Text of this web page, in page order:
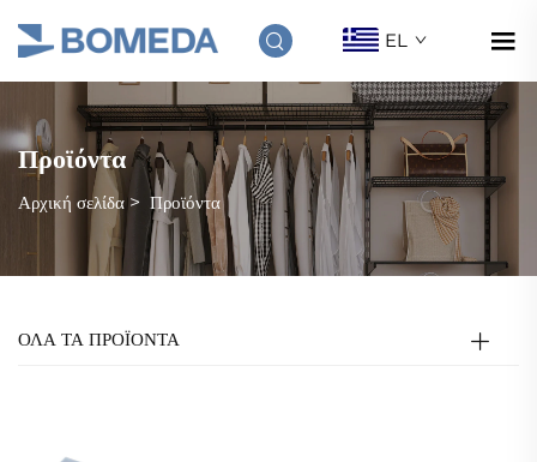
EL
Προϊόντα
Αρχική σελίδα > Προϊόντα
ΟΛΑ ΤΑ ΠΡΟΪΟΝΤΑ